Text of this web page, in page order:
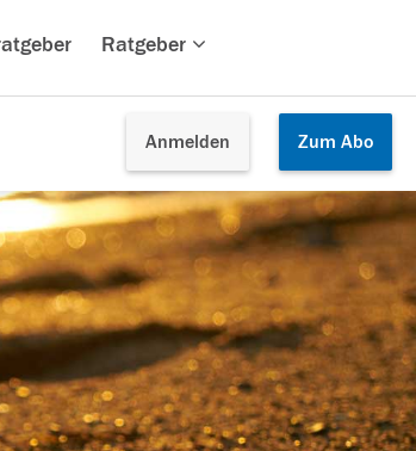
Ratgeber
Anmelden Zum Abo